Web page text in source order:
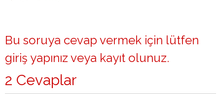
Bu soruya cevap vermek için lütfen
giriş yapınız veya kayıt olunuz.
2 Cevaplar